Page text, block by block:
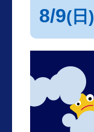
8/9(日)